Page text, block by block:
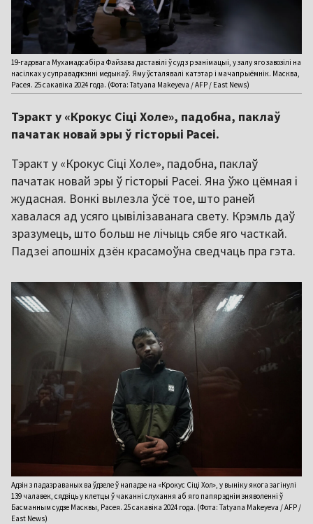
19-гадовага Мухамадсабіра Файзава даставілі ў суд з рэанімацыі, у залу яго завозілі на
насілках у суправаджэнні медыкаў. Яму ўсталявалі катэтар і мачапрыёмнік. Масква,
Расея. 25 сакавіка 2024 года. (Фота: Tatyana Makeyeva / AFP / East News)
Тэракт у «Крокус Сіці Холе», падобна, паклаў
пачатак новай эры ў гісторыі Расеі.
Тэракт у «Крокус Сіці Холе», падобна, паклаў
пачатак новай эры ў гісторыі Расеі. Яна ўжо цёмная і
жудасная. Вонкі вылезла ўсё тое, што раней
хавалася ад усяго цывілізаванага свету. Крэмль даў
зразумець, што больш не лічыць сябе яго часткай.
Падзеі апошніх дзён красамоўна сведчаць пра гэта.
Адзін з падазраваных ва ўдзеле ў нападзе на «Крокус Сіці Хол», у выніку якога загінулі
139 чалавек, сядзіць у клетцы ў чаканні слухання аб яго папярэднім зняволенні ў
Басманным судзе Масквы, Расея. 25 сакавіка 2024 года. (Фота: Tatyana Makeyeva / AFP /
East News)